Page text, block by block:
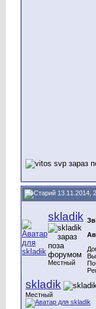
13.11.2014,
skladik
Местный
Вы
skladik
Местный